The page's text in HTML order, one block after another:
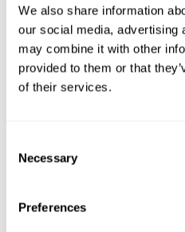
We also share information
our social media, advertising
may combine it with other
provided to them or that
of their services.
Selection
Necessary
Preferences
Оказывает значительное
сайлентблоков состояние
постоянной загрузки авто.
сайлентблоков
является жесткость в одном
Этому элементу не страшна